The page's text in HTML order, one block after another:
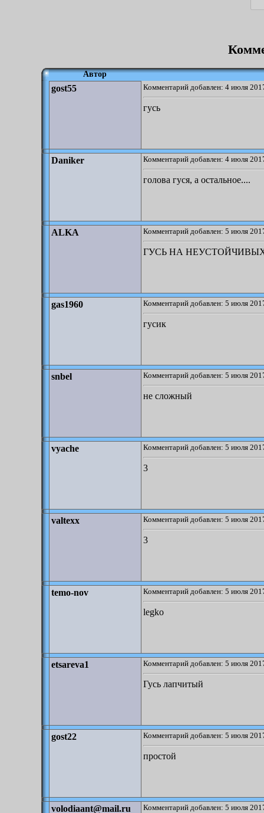
Автор
gost55 Комментарий добавлен: 4 июля
гусь
Daniker Комментарий добавлен: 4 июля
голова гуся, а остальное....
ALKA Комментарий добавлен: 5 июля
ГУСЬ НА
gas1960 Комментарий добавлен: 5 июля
гусик
snbel Комментарий добавлен: 5 июля
не сложный
vyache Комментарий добавлен: 5 июля
3
valtexx Комментарий добавлен: 5 июля
3
temo-nov Комментарий добавлен: 5 июля
legko
etsareva1 Комментарий добавлен: 5 июля
Гусь лапчитый
gost22 Комментарий добавлен: 5 июля
простой
volodiaant@mail.ru Комментарий добавлен: 5 июля